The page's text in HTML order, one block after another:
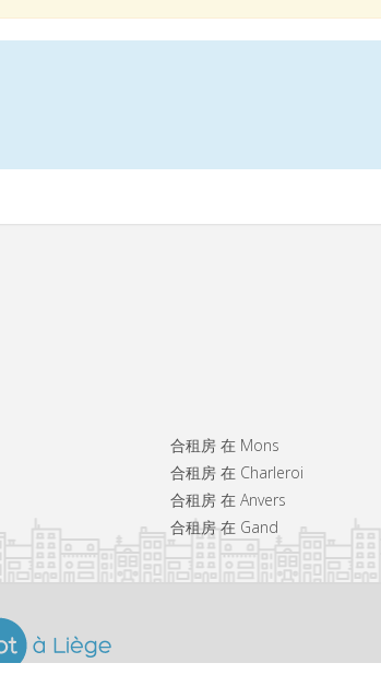
合租房 在 Mons
合租房 在 Charleroi
合租房 在 Anvers
合租房 在 Gand